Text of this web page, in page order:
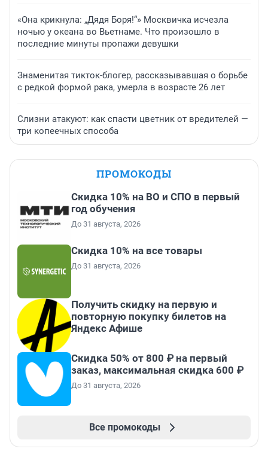
«Она крикнула: „Дядя Боря!“» Москвичка исчезла
ночью у океана во Вьетнаме. Что произошло в
последние минуты пропажи девушки
Знаменитая тикток-блогер, рассказывавшая о борьбе
с редкой формой рака, умерла в возрасте 26 лет
Слизни атакуют: как спасти цветник от вредителей —
три копеечных способа
ПРОМОКОДЫ
Скидка 10% на ВО и СПО в первый
год обучения
До 31 августа, 2026
Скидка 10% на все товары
До 31 августа, 2026
Получить скидку на первую и
повторную покупку билетов на
Яндекс Афише
Скидка 50% от 800 ₽ на первый
заказ, максимальная скидка 600 ₽
До 31 августа, 2026
Все промокоды